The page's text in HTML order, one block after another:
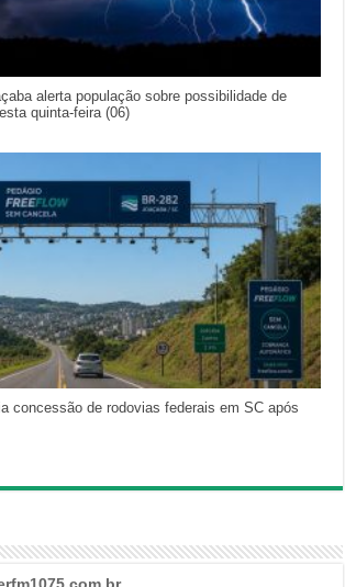
alerta população sobre possibilidade de
quinta-feira (06)
concessão de rodovias federais em SC após